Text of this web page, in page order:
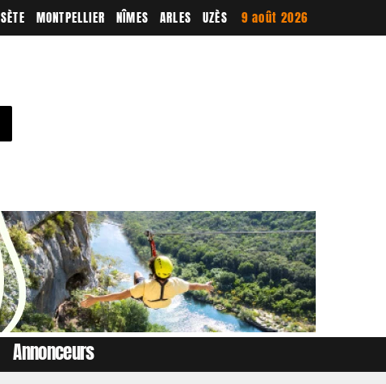
9 août 2026
UZÈS
ARLES
NÎMES
MONTPELLIER
SÈTE
Annonceurs